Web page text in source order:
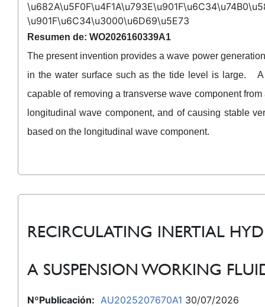
\u901F\u6C34\u3000\u6D69\u5E73
Resumen de: WO2026160339A1
The present invention provides a wave power
in the water surface such as the tide level is large. A
capable of removing a transverse wave component
longitudinal wave component, and of causing stable
based on the longitudinal wave component.
RECIRCULATING INERTIAL
A SUSPENSION WORKING
NºPublicación: AU2025207670A1 30/07/2026